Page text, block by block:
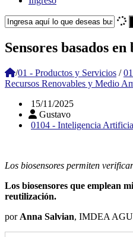
Sensores basados
/01 - Productos y Servicios /
Recursos Renovables y Medio
15/11/2025
Gustavo
0104 - Inteligencia
Los biosensores permiten
Los biosensores que emplean
reutilización.
por Anna Salvian, IMDEA